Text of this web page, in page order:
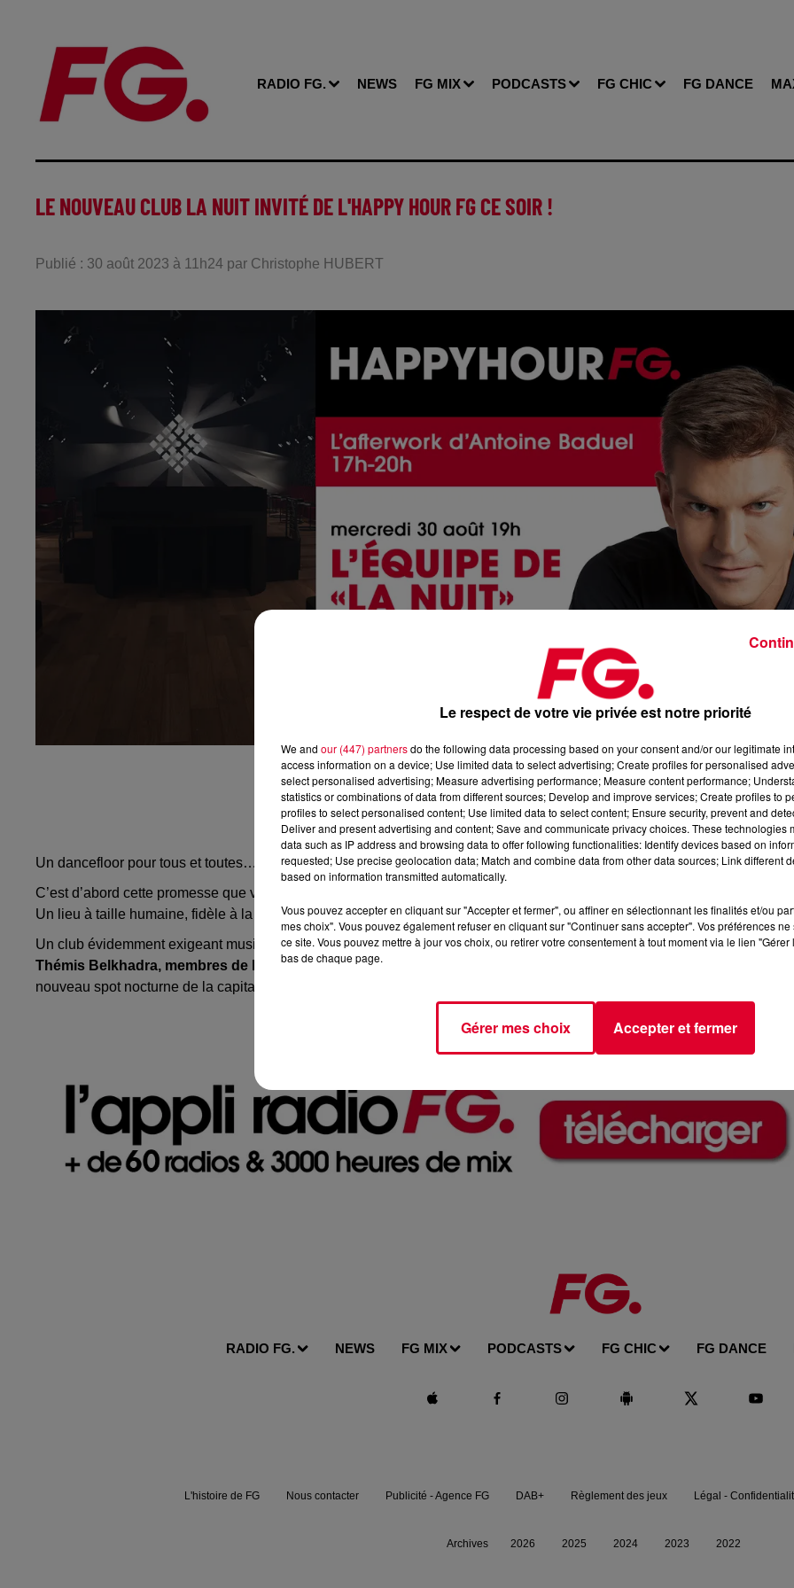
RADIO FG. NEWS FG MIX PODCASTS FG CHIC FG DANCE
LE NOUVEAU CLUB LA NUIT INVITÉ DE L'HAPPY HOUR FG CE SOIR !
Publié : 30 août 2023 à 11h24 par Christophe HUBERT
Happy
Crédit :Happy
Un dancefloor pour tous et toutes…
C’est d’abord cette promesse que vous fait le nouveau club parisien baptisé «
Un lieu à taille humaine, fidèle à la club culture dans ce qu’elle a de généreuse, d’inclusive
Un club évidemment exigeant musicalement avec une programmation notamment house et techno.Fabrice Desprez et
Thémis Belkhadra, membres de l’équipe de La Nuitseront ce soir les invités d'Antoine Baduel pour parler de ce
nouveau spot nocturne de la capitale.
RADIO FG. NEWS FG MIX PODCASTS FG CHIC FG DANCE
L'histoire de FG Nous contacter Publicité - Agence FG DAB+ Règlement des jeux Légal -
Archives 2026 2025 2024 2023 2022
Le respect de votre vie privée est notre priorité
We and our (447) partnersdo the following data processing based on your consent and/or our legitimate
access information on a device; Use limited data to select advertising; Create profiles for personalised
select personalised advertising; Measure advertising performance; Measure content performance;
statistics or combinations of data from different sources; Develop and improve services; Create profiles to
profiles to select personalised content; Use limited data to select content; Ensure security, prevent and
Deliver and present advertising and content; Save and communicate privacy choices. These technologies
data such as IP address and browsing data to offer following functionalities: Identify devices based on
requested; Use precise geolocation data; Match and combine data from other data sources; Link different
based on information transmitted automatically.
Vous pouvez accepter en cliquant sur "Accepter et fermer", ou affiner en sélectionnant les finalités et/ou
mes choix". Vous pouvez également refuser en cliquant sur "Continuer sans accepter". Vos préférences
ce site. Vous pouvez mettre à jour vos choix, ou retirer votre consentement à tout moment via le lien
bas de chaque page.
Gérer mes choix Accepter et fermer